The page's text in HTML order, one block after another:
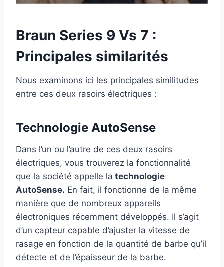
Braun Series 9 Vs 7 :
Principales similarités
Nous examinons ici les principales similitudes
entre ces deux rasoirs électriques :
Technologie AutoSense
Dans l’un ou l’autre de ces deux rasoirs
électriques, vous trouverez la fonctionnalité
que la société appelle la technologie
AutoSense. En fait, il fonctionne de la même
manière que de nombreux appareils
électroniques récemment développés. Il s’agit
d’un capteur capable d’ajuster la vitesse de
rasage en fonction de la quantité de barbe qu’il
détecte et de l’épaisseur de la barbe.